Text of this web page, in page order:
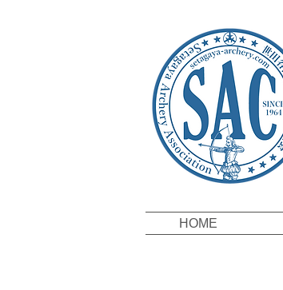
HOME